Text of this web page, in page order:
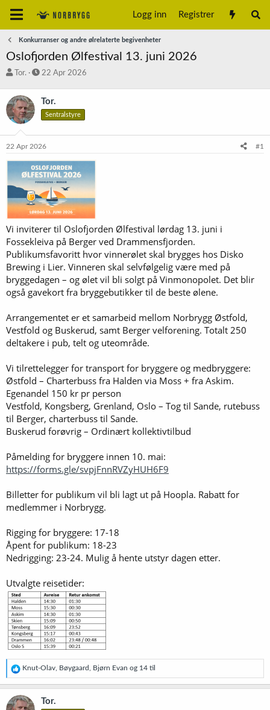
Logg inn Registrer
Konkurranser og andre ølrelaterte begivenheter
Oslofjorden Ølfestival 13. juni 2026
T
å
d
s
a
r
t
r
Tor.
S
r
a
t
o
22 Apr 2026
Tor.
Sentralstyre
22 Apr 2026 #1
Vi inviterer til Oslofjorden Ølfestival lørdag 13. juni i
Fossekleiva på Berger ved Drammensfjorden.
Publikumsfavoritt hvor vinnerølet skal brygges hos Disko
Brewing i Lier. Vinneren skal selvfølgelig være med på
bryggedagen – og ølet vil bli solgt på Vinmonopolet. Det blir
også gavekort fra bryggebutikker til de beste ølene.
Arrangementet er et samarbeid mellom Norbrygg Østfold,
Vestfold og Buskerud, samt Berger velforening. Totalt 250
deltakere i pub, telt og uteområde.
Vi tilrettelegger for transport for bryggere og medbryggere:
Østfold – Charterbuss fra Halden via Moss + fra Askim.
Egenandel 150 kr pr person
Vestfold, Kongsberg, Grenland, Oslo – Tog til Sande, rutebuss
til Berger, charterbuss til Sande.
Buskerud forøvrig – Ordinært kollektivtilbud
Påmelding for bryggere innen 10. mai:
https://forms.gle/svpjFnnRVZyHUH6F9
Billetter for publikum vil bli lagt ut på Hoopla. Rabatt for
medlemmer i Norbrygg.
Rigging for bryggere: 17-18
Åpent for publikum: 18-23
Nedrigging: 23-24. Mulig å hente utstyr dagen etter.
Utvalgte reisetider:
R
e
a
k
s
Knut-Olav Bøygaard Bjørn Evan og 14 til
Tor.